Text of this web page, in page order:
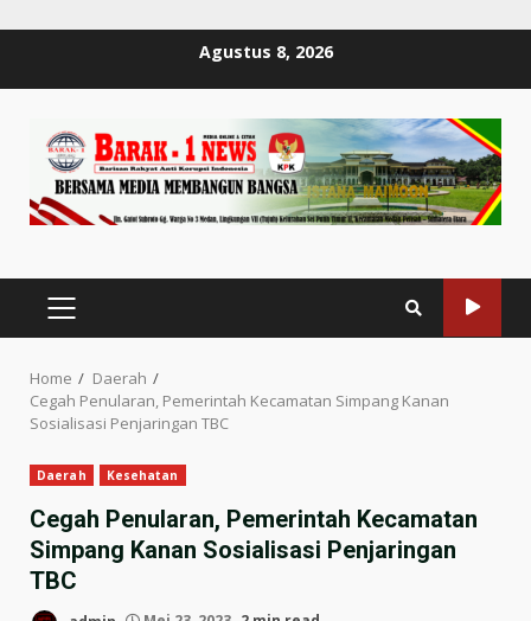
Agustus 8, 2026
PRIMARY
MENU
Home
Daerah
Cegah Penularan, Pemerintah Kecamatan Simpang Kanan
Sosialisasi Penjaringan TBC
Daerah Kesehatan
Cegah Penularan, Pemerintah Kecamatan
Simpang Kanan Sosialisasi Penjaringan
TBC